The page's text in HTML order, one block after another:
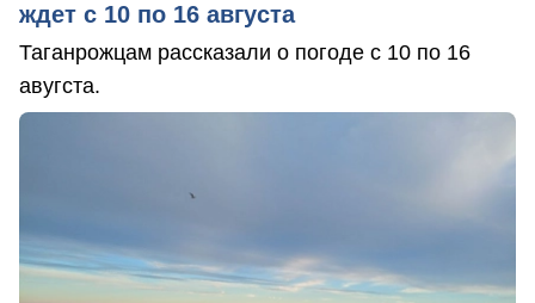
ждет с 10 по 16 августа
Таганрожцам рассказали о погоде с 10 по 16
авугста.